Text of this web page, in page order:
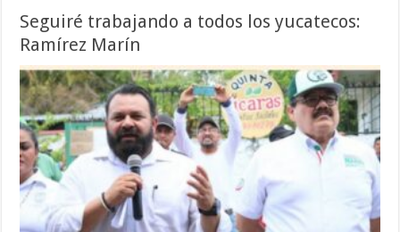
Seguiré trabajando a todos los yucatecos:
Ramírez Marín